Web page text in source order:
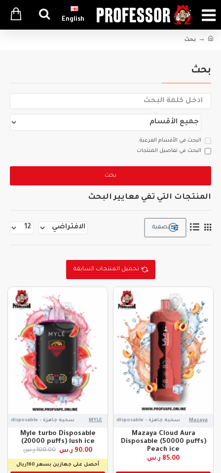
English
بحث
بحث
البحث في الأقسام الفرعية
البحث في تفاصيل المنتجات
بحث
المنتجات التي تفي معايير البحث
تصفية
تحميل المنتجات السابقة
Mazaya سحبه جاهزة - disposable
Mazaya Cloud Aura
Disposable (50000 puffs)
Peach ice
85.00 ر.س
MYLE سحبه جاهزة - disposable
Myle turbo Disposable
(20000 puffs) lush ice
90.00 ر.س 100.00 ر.س
أحصل على جهازين بسعر 160ريال